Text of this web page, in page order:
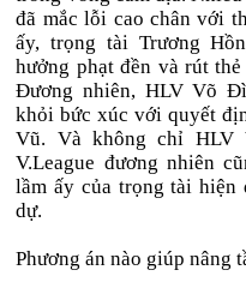
đã mắc lỗi cao chân với
ấy, trọng tài Trương
hưởng phạt đền và rút
Đương nhiên, HLV Võ
khỏi bức xúc với quyết
Vũ. Và không chỉ HLV
V.League đương nhiên
lầm ấy của trọng tài hiện
dự.
Phương án nào giúp nâng